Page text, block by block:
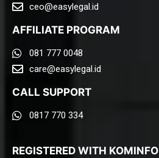
ceo@easylegal.id
AFFILIATE PROGRAM
081 777 0048
care@easylegal.id​
CALL SUPPORT
0817 770 334
REGISTERED WITH KOMINFO